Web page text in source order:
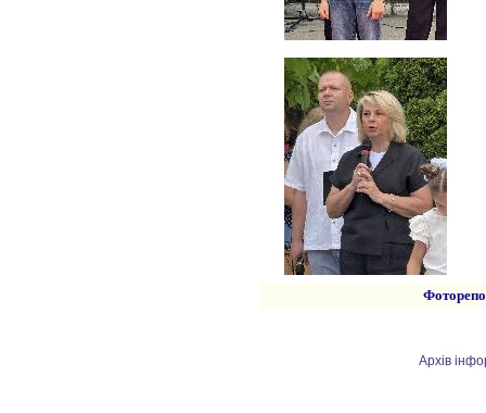
Архів